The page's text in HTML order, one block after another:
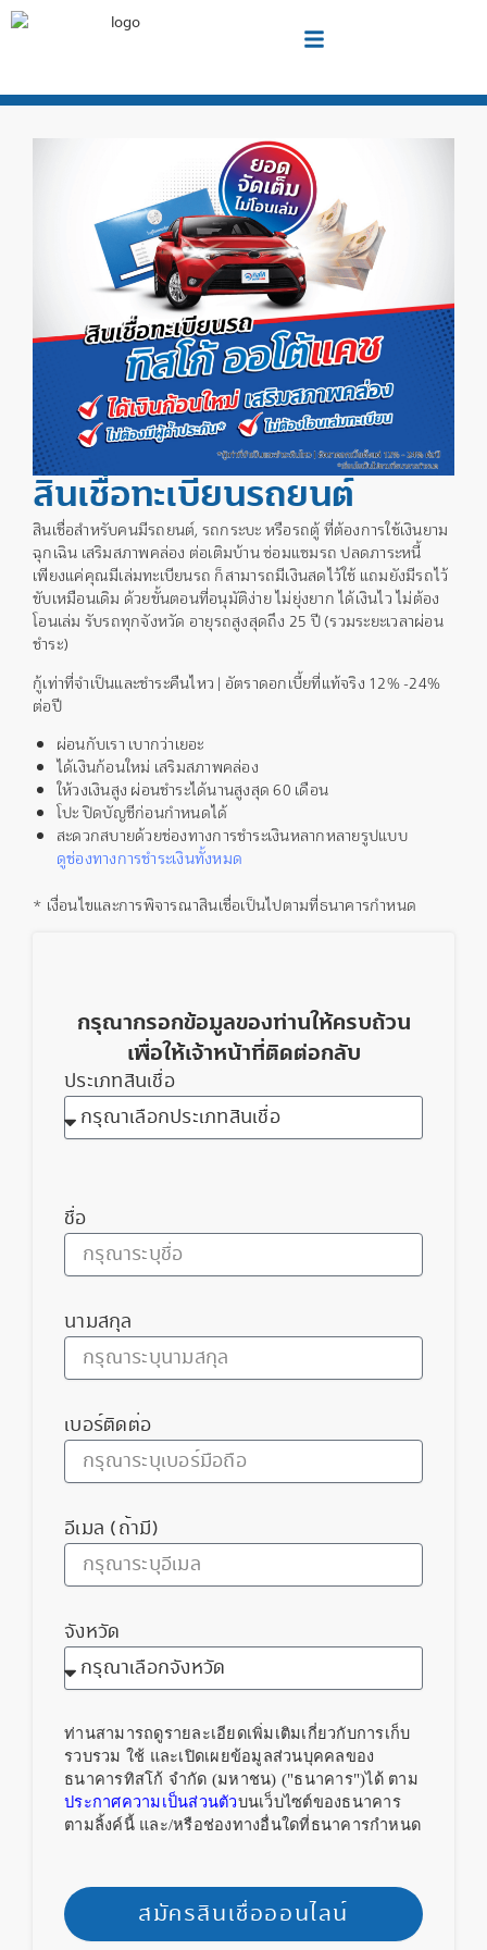
สินเชื่อทะเบียนรถยนต์
สินเชื่อสำหรับคนมีรถยนต์, รถกระบะ หรือรถตู้ ที่ต้องการใช้เงินยาม
ฉุกเฉิน เสริมสภาพคล่อง ต่อเติมบ้าน ซ่อมแซมรถ ปลดภาระหนี้
เพียงแค่คุณมีเล่มทะเบียนรถ ก็สามารถมีเงินสดไว้ใช้ แถมยังมีรถไว้
ขับเหมือนเดิม ด้วยขั้นตอนที่อนุมัติง่าย ไม่ยุ่งยาก ได้เงินไว ไม่ต้อง
โอนเล่ม รับรถทุกจังหวัด อายุรถสูงสุดถึง 25 ปี (รวมระยะเวลาผ่อน
ชำระ)
กู้เท่าที่จำเป็นและชำระคืนไหว | อัตราดอกเบี้ยที่แท้จริง 12% -24%
ต่อปี
ผ่อนกับเรา เบากว่าเยอะ
ได้เงินก้อนใหม่ เสริมสภาพคล่อง
ให้วงเงินสูง ผ่อนชำระได้นานสูงสุด 60 เดือน
โปะ ปิดบัญชีก่อนกำหนดได้
สะดวกสบายด้วยช่องทางการชำระเงินหลากหลายรูปแบบ
ดูช่องทางการชำระเงินทั้งหมด
* เงื่อนไขและการพิจารณาสินเชื่อเป็นไปตามที่ธนาคารกำหนด
กรุณากรอกข้อมูลของท่านให้ครบถ้วน
เพื่อให้เจ้าหน้าที่ติดต่อกลับ
ประเภทสินเชื่อ
ชื่อ
นามสกุล
เบอร์ติดต่อ
อีเมล (ถ้ามี)
จังหวัด
ท่านสามารถดูรายละเอียดเพิ่มเติมเกี่ยวกับการเก็บ
รวบรวม ใช้ และเปิดเผยข้อมูลส่วนบุคคลของ
ธนาคารทิสโก้ จำกัด (มหาชน) ("ธนาคาร")ได้ ตาม
ประกาศความเป็นส่วนตัวบนเว็บไซต์ของธนาคาร
ตามลิ้งค์นี้ และ/หรือช่องทางอื่นใดที่ธนาคารกำหนด
สมัครสินเชื่อออนไลน์